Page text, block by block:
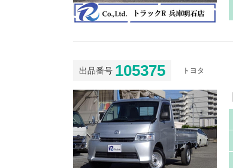
出品番号 105375 トヨタ